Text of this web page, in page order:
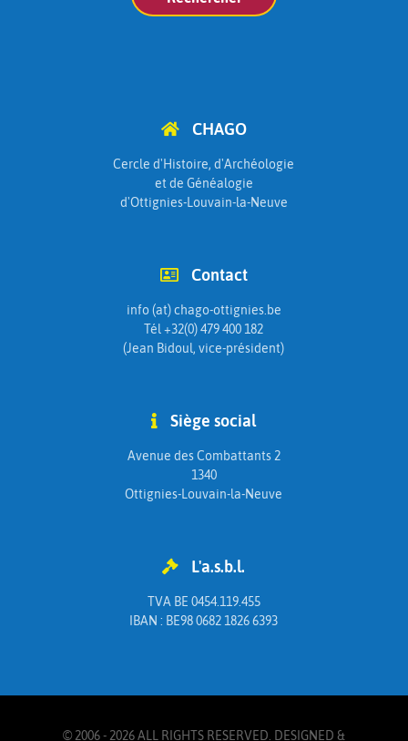
CHAGO
Cercle d'Histoire, d'Archéologie
et de Généalogie
d'Ottignies-Louvain-la-Neuve
Contact
info (at) chago-ottignies.be
Tél +32(0) 479 400 182
(Jean Bidoul, vice-président)
Siège social
Avenue des Combattants 2
1340
Ottignies-Louvain-la-Neuve
L'a.s.b.l.
TVA BE 0454.119.455
IBAN : BE98 0682 1826 6393
© 2006 - 2026 ALL RIGHTS RESERVED. DESIGNED &